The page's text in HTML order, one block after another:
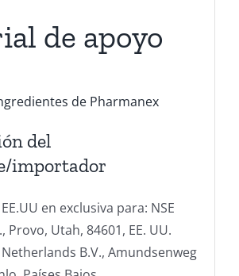
de apoyo
de Pharmanex
del
importador
en exclusiva para: NSE
Provo, Utah, 84601, EE. UU.
B.V., Amundsenweg